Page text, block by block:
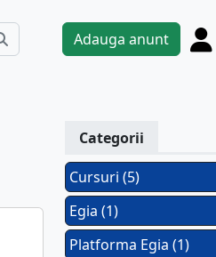
Adauga anunt
Categorii
Cursuri (5)
Egia (1)
Platforma Egia (1)